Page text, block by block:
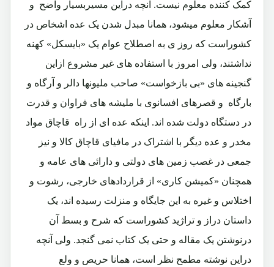
کمک کننده معلوم نیست. آنچه دراین مسیربسیار واضح و
آشکار معلوم میشود، همانا مبدل شدن یک عده اشخاص در
کشوراست که روز ی به اصطلاح عوام یک «بایسکل» کهنه
نداشتند، ولی امروز با استفاده های غیر مشروع ازاین
گنجینه های «بی بازخواست» صاحب ملیونها دالر و آرگاه و
بارگاه و قصرهای افسانوی با ملیشه های فراوان و قدرت
در دستگاه دولت شده اند. اینکه عده ای از راه قاچاق مواد
مخدر و عده دیگر با اشتراک در مافیای قاچاق کالا و نیز
جمعی در غصب زمین های دولتی و دارائی های عامه و
همچنان «کمیشن کاری» از قراردادهای خارجی، رشوت و
اختلاس و غیره به این جایگاه و منزلت رسیده اند، یک
داستان دراز و تراژید کشوراست که شرح و بسط آن
درنوشتن یک مقاله و حتی یک کتاب نمی گنجد. ولی آنچه
دراین نوشته مطمح نظر است، همانا حریص و ولع